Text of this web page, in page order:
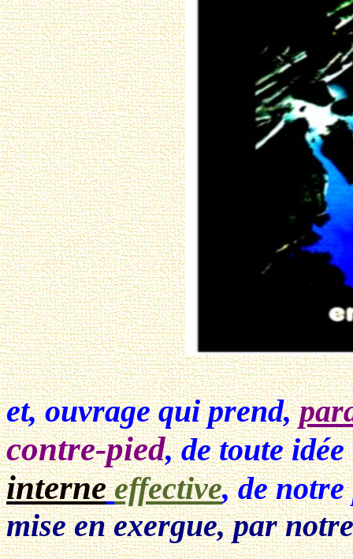
et, ouvrage qui prend,
contre-pied, de toute idée
interne effective, de
mise en exergue, par